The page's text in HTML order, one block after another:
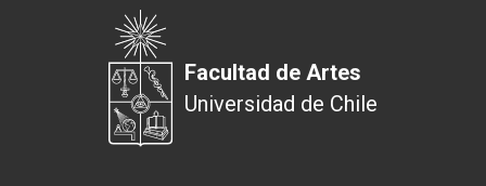
Facultad de Artes
Universidad de Chile